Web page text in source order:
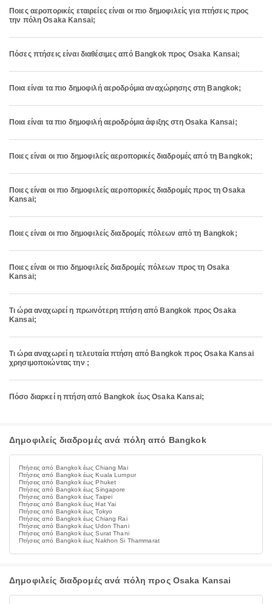
Ποιες αεροπορικές εταιρείες είναι οι πιο δημοφιλείς για πτήσεις προς
την πόλη Osaka Kansai;
Πόσες πτήσεις είναι διαθέσιμες από Bangkok προς Osaka Kansai;
Ποια είναι τα πιο δημοφιλή αεροδρόμια αναχώρησης στη Bangkok;
Ποια είναι τα πιο δημοφιλή αεροδρόμια άφιξης στη Osaka Kansai;
Ποιες είναι οι πιο δημοφιλείς αεροπορικές διαδρομές από τη Bangkok;
Ποιες είναι οι πιο δημοφιλείς αεροπορικές διαδρομές προς τη Osaka
Kansai;
Ποιες είναι οι πιο δημοφιλείς διαδρομές πόλεων από τη Bangkok;
Ποιες είναι οι πιο δημοφιλείς διαδρομές πόλεων προς τη Osaka
Kansai;
Τι ώρα αναχωρεί η πρωινότερη πτήση από Bangkok προς Osaka
Kansai;
Τι ώρα αναχωρεί η τελευταία πτήση από Bangkok προς Osaka Kansai
χρησιμοποιώντας την ;
Πόσο διαρκεί η πτήση από Bangkok έως Osaka Kansai;
Δημοφιλείς διαδρομές ανά πόλη από Bangkok
Πτήσεις από Bangkok έως Chiang Mai
Πτήσεις από Bangkok έως Kuala Lumpur
Πτήσεις από Bangkok έως Phuket
Πτήσεις από Bangkok έως Singapore
Πτήσεις από Bangkok έως Taipei
Πτήσεις από Bangkok έως Hat Yai
Πτήσεις από Bangkok έως Tokyo
Πτήσεις από Bangkok έως Chiang Rai
Πτήσεις από Bangkok έως Udon Thani
Πτήσεις από Bangkok έως Surat Thani
Πτήσεις από Bangkok έως Nakhon Si Thammarat
Δημοφιλείς διαδρομές ανά πόλη προς Osaka Kansai